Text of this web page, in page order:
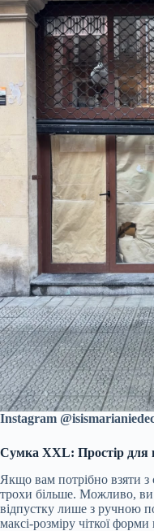
Instagram
Сумка XXL: Простір для
Якщо вам потрібно взяти з
трохи більше. Можливо,
відпустку лише з ручною
максі-розміру чіткої